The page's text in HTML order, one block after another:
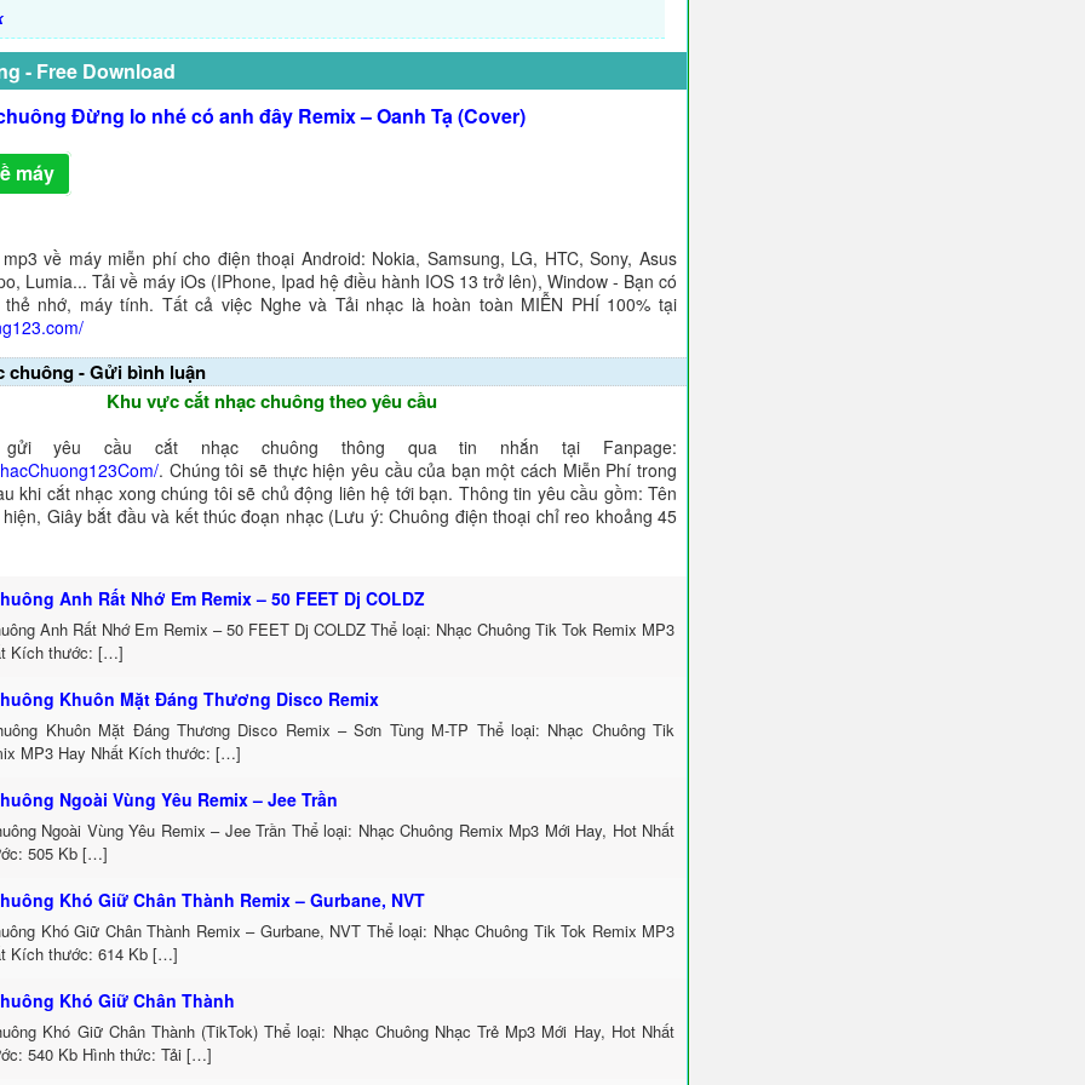
- Free Download
Đừng lo nhé có anh đây Remix – Oanh Tạ (Cover)
máy
về máy miễn phí cho điện thoại Android: Nokia, Samsung, LG, HTC, Sony, Asus
Lumia... Tải về máy iOs (IPhone, Ipad hệ điều hành IOS 13 trở lên), Window - Bạn có
nhớ, máy tính. Tất cả việc Nghe và Tải nhạc là hoàn toàn MIỄN PHÍ 100% tại
chuông - Gửi bình luận
Khu vực cắt nhạc chuông theo yêu cầu
yêu cầu cắt nhạc chuông thông qua tin nhắn tại Fanpage:
. Chúng tôi sẽ thực hiện yêu cầu của bạn một cách Miễn Phí trong
khi cắt nhạc xong chúng tôi sẽ chủ động liên hệ tới bạn. Thông tin yêu cầu gồm: Tên
Giây bắt đầu và kết thúc đoạn nhạc (Lưu ý: Chuông điện thoại chỉ reo khoảng 45
Anh Rất Nhớ Em Remix – 50 FEET Dj COLDZ
Anh Rất Nhớ Em Remix – 50 FEET Dj COLDZ Thể loại: Nhạc Chuông Tik Tok Remix MP3
Kích thước: […]
Khuôn Mặt Đáng Thương Disco Remix
Khuôn Mặt Đáng Thương Disco Remix – Sơn Tùng M-TP Thể loại: Nhạc Chuông Tik
MP3 Hay Nhất Kích thước: […]
Ngoài Vùng Yêu Remix – Jee Trần
Ngoài Vùng Yêu Remix – Jee Trần Thể loại: Nhạc Chuông Remix Mp3 Mới Hay, Hot Nhất
505 Kb […]
Khó Giữ Chân Thành Remix – Gurbane, NVT
Khó Giữ Chân Thành Remix – Gurbane, NVT Thể loại: Nhạc Chuông Tik Tok Remix MP3
Kích thước: 614 Kb […]
Khó Giữ Chân Thành
Khó Giữ Chân Thành (TikTok) Thể loại: Nhạc Chuông Nhạc Trẻ Mp3 Mới Hay, Hot Nhất
540 Kb Hình thức: Tải […]